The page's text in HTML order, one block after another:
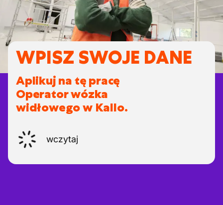
WPISZ SWOJE DANE
Aplikuj na tę pracę
Operator wózka
widłowego w Kallo.
wczytaj